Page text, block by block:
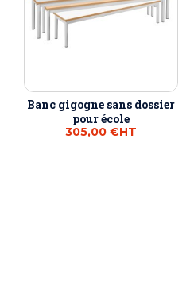
Banc gigogne sans dossier
pour école
305,00 €HT